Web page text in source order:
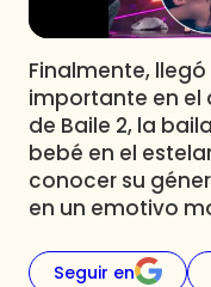
Finalmente,
importante en el
de Baile 2, la
bebé en el
conocer su
en un emotivo
Seguir en
Sabingo
Todos Los